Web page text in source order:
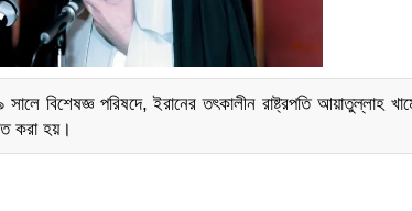
বিশেষজ্ঞ পরিষদে, ইরানের তৎকালীন রাষ্ট্রপতি আয়াতুল্লাহ
করা হয়।